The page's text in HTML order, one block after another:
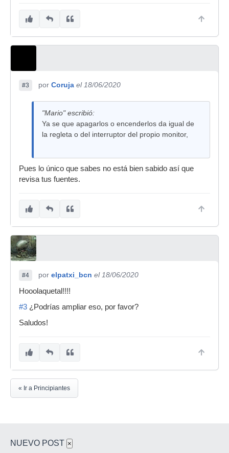
#3 por Coruja el 18/06/2020
"Mario" escribió:
Ya se que apagarlos o encenderlos da igual de
la regleta o del interruptor del propio monitor,
Pues lo único que sabes no está bien sabido así que
revisa tus fuentes.
#4 por elpatxi_bcn el 18/06/2020
Hooolaquetal!!!!
#3 ¿Podrías ampliar eso, por favor?
Saludos!
« Ir a Principiantes
NUEVO POST ×